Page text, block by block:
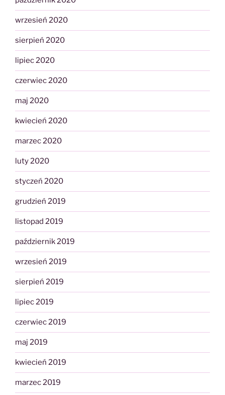
wrzesień 2020
sierpień 2020
lipiec 2020
czerwiec 2020
maj 2020
kwiecień 2020
marzec 2020
luty 2020
styczeń 2020
grudzień 2019
listopad 2019
październik 2019
wrzesień 2019
sierpień 2019
lipiec 2019
czerwiec 2019
maj 2019
kwiecień 2019
marzec 2019